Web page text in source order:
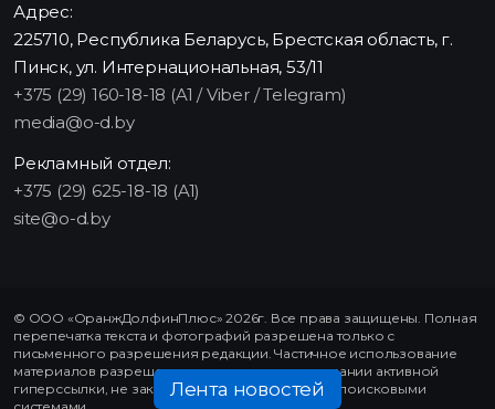
Адрес:
225710, Республика Беларусь, Брестская область, г.
Пинск, ул. Интернациональная, 53/11
+375 (29) 160-18-18 (A1 / Viber / Telegram)
media@o-d.by
Рекламный отдел:
+375 (29) 625-18-18 (A1)
site@o-d.by
© ООО «ОранжДолфинПлюс» 2026г. Все права защищены. Полная
перепечатка текста и фотографий разрешена только с
письменного разрешения редакции. Частичное использование
материалов разрешено только при использовании активной
гиперссылки, не закрытой от индексирования поисковыми
Лента новостей